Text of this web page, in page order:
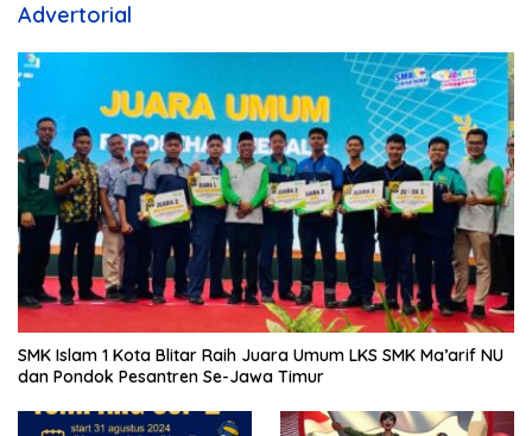
Advertorial
SMK Islam 1 Kota Blitar Raih Juara Umum LKS SMK Ma’arif NU
dan Pondok Pesantren Se-Jawa Timur